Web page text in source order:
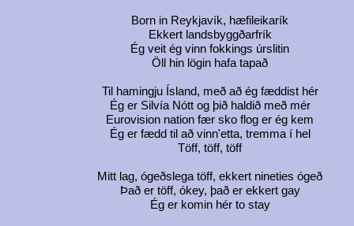
Born in Reykjavík, hæfileikarík
Ekkert landsbyggðarfrík
Ég veit ég vinn fokkings úrslitin
Öll hin lögin hafa tapað
Til hamingju Ísland, með að ég fæddist hér
Ég er Silvía Nótt og þið haldið með mér
Eurovision nation fær sko flog er ég kem
Ég er fædd til að vinn'etta, tremma í hel
Töff, töff, töff
Mitt lag, ógeðslega töff, ekkert nineties ógeð
Það er töff, ókey, það er ekkert gay
Ég er komin hér to stay